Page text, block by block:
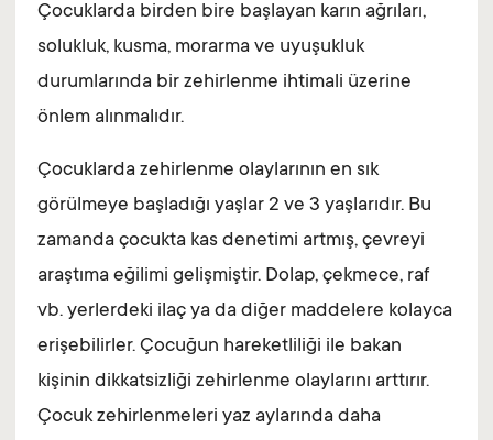
Çocuklarda birden bire başlayan karın ağrıları,
solukluk, kusma, morarma ve uyuşukluk
durumlarında bir zehirlenme ihtimali üzerine
önlem alınmalıdır.
Çocuklarda zehirlenme olaylarının en sık
görülmeye başladığı yaşlar 2 ve 3 yaşlarıdır. Bu
zamanda çocukta kas denetimi artmış, çevreyi
araştıma eğilimi gelişmiştir. Dolap, çekmece, raf
vb. yerlerdeki ilaç ya da diğer maddelere kolayca
erişebilirler. Çocuğun hareketliliği ile bakan
kişinin dikkatsizliği zehirlenme olaylarını arttırır.
Çocuk zehirlenmeleri yaz aylarında daha